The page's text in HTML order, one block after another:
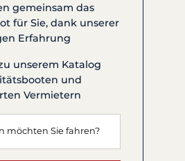
gemeinsam das
für Sie, dank unserer
Erfahrung
unserem Katalog
und
Vermietern